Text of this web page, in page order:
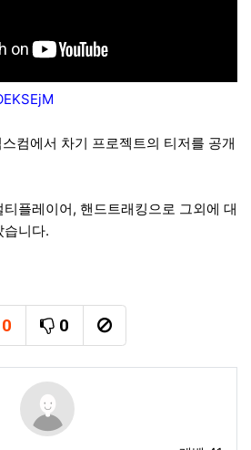
컴에서 차기 프로젝트의 티저를 공개
플레이어, 핸드트래킹으로 그외에 대
습니다.
0
천
0
비추천신고